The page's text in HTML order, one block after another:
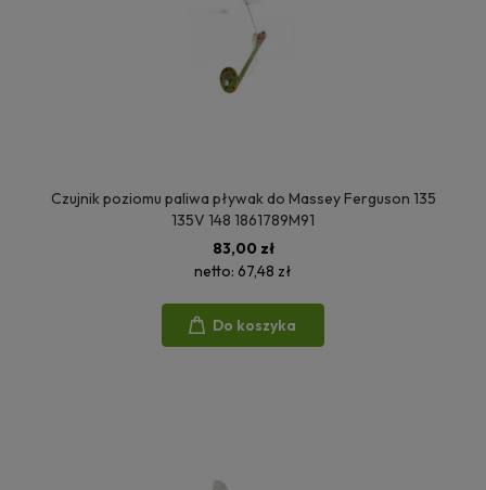
Czujnik poziomu paliwa pływak do Massey Ferguson 135
135V 148 1861789M91
83,00 zł
netto: 67,48 zł
Do koszyka